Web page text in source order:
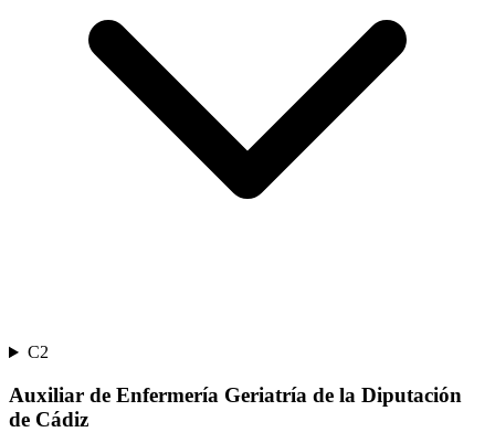
C2
Auxiliar de Enfermería Geriatría de la Diputación
de Cádiz